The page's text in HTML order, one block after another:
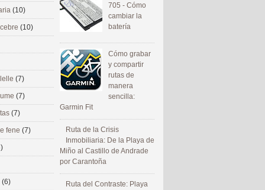
705 - Cómo
cambiar la
batería
Cómo grabar
y compartir
rutas de
manera
sencilla:
Garmin Fit
Ruta de la Crisis
Inmobiliaria: De la Playa de
Miño al Castillo de Andrade
por Carantoña
Ruta del Contraste: Playa
(10)
(10)
(7)
(7)
(7)
fene (7)
(6)